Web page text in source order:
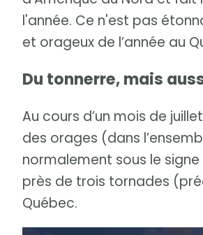
l'année. Ce n'est pas
et orageux de l’année au
Du tonnerre, mais
Au cours d’un mois de
des orages (dans
normalement sous le
près de trois tornades
Québec.